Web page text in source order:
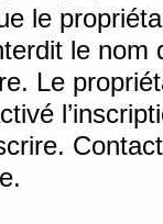
le
le nom
Le